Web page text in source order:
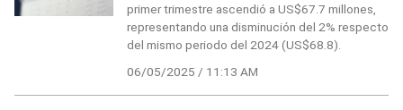
primer trimestre ascendió a US$67.7 millones,
representando una disminución del 2% respecto
del mismo periodo del 2024 (US$68.8).
06/05/2025 / 11:13 AM